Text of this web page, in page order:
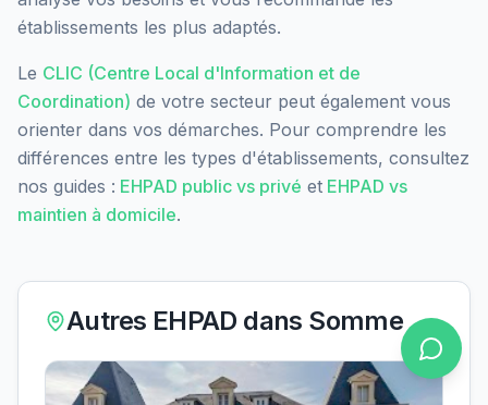
établissements les plus adaptés.
Le CLIC (Centre Local d'Information et de
Coordination) de votre secteur peut également vous
orienter dans vos démarches. Pour comprendre les
différences entre les types d'établissements, consultez
nos guides : EHPAD public vs privé et EHPAD vs
maintien à domicile.
Autres EHPAD dans Somme